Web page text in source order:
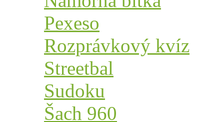
Pexeso
Rozprávkový kvíz
Streetbal
Sudoku
Šach 960